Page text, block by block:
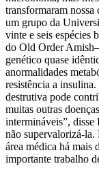
transformaram nossa
um grupo da
vinte e seis espécies
do Old Order
genético quase
anormalidades
resistência a insulina.
destrutiva pode
muitas outras
intermináveis”, disse
não supervalorizá-la.
área médica há mais
importante trabalho